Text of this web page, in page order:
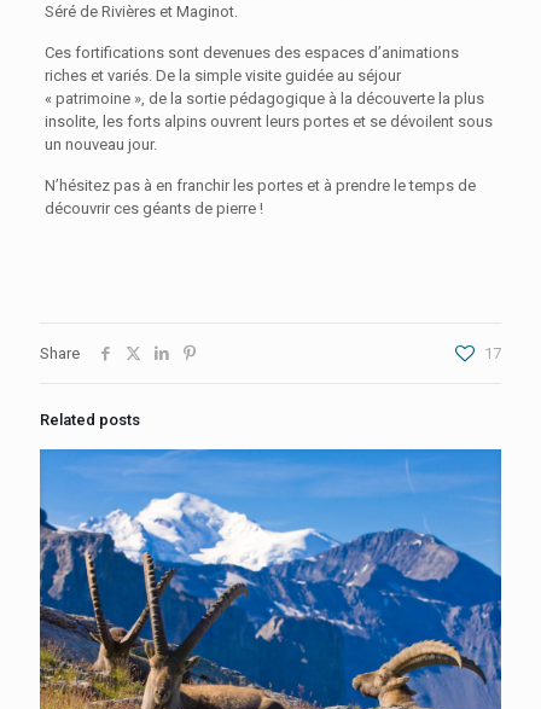
Séré de Rivières et Maginot.
Ces fortifications sont devenues des espaces d’animations
riches et variés. De la simple visite guidée au séjour
« patrimoine », de la sortie pédagogique à la découverte la plus
insolite, les forts alpins ouvrent leurs portes et se dévoilent sous
un nouveau jour.
N’hésitez pas à en franchir les portes et à prendre le temps de
découvrir ces géants de pierre !
Share 17
Related posts